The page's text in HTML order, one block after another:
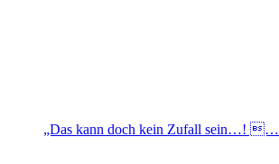
„Das kann doch kein Zufall sein…! …